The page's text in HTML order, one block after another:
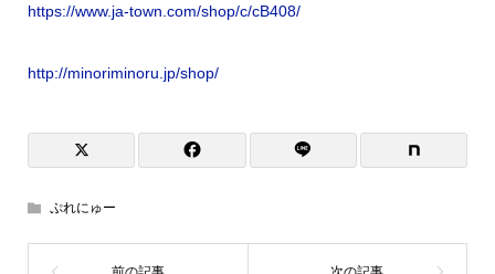
https://www.ja-town.com/shop/c/cB408/
http://minoriminoru.jp/shop/
ぷれにゅー